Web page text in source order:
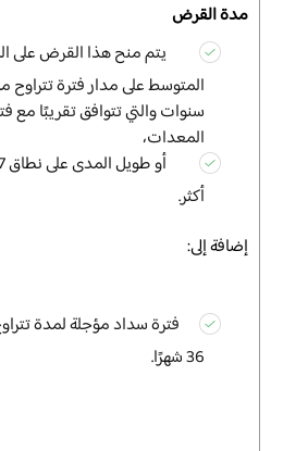
مدة القرض
يتم منح هذا القرض على
سنوات والتي تتوافق تقريبًا مع
المعدات،
أكثر.
إضافة إلى:
36 شهرًا.